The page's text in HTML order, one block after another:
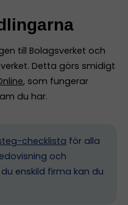
till Bolagsverket och
Detta görs smidigt
, som fungerar
du har.
checklista för alla
och
enskild firma kan du